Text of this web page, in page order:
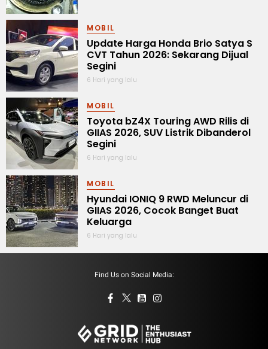
MOBIL
Update Harga Honda Brio Satya S
CVT Tahun 2026: Sekarang Dijual
Segini
6 Hari yang lalu
MOBIL
Toyota bZ4X Touring AWD Rilis di
GIIAS 2026, SUV Listrik Dibanderol
Segini
6 Hari yang lalu
MOBIL
Hyundai IONIQ 9 RWD Meluncur di
GIIAS 2026, Cocok Banget Buat
Keluarga
6 Hari yang lalu
Find Us on Social Media: